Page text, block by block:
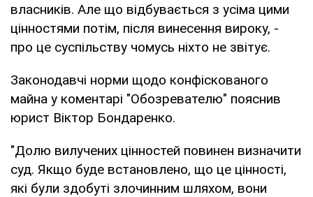
власників. Але що відбувається з усіма цими
цінностями потім, після винесення вироку, -
про це суспільству чомусь ніхто не звітує.
Законодавчі норми щодо конфіскованого
майна у коментарі "Обозревателю" пояснив
юрист Віктор Бондаренко.
"Долю вилучених цінностей повинен визначити
суд. Якщо буде встановлено, що це цінності,
які були здобуті злочинним шляхом, вони